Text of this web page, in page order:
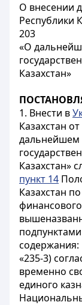
О внесении
Республики
203
«О
Казахстан»
1. Внести в
Казахстан
дальнейшем
Казахстан»
пункт 14
Казахстан
содержания:
«235-3)
временно
единого